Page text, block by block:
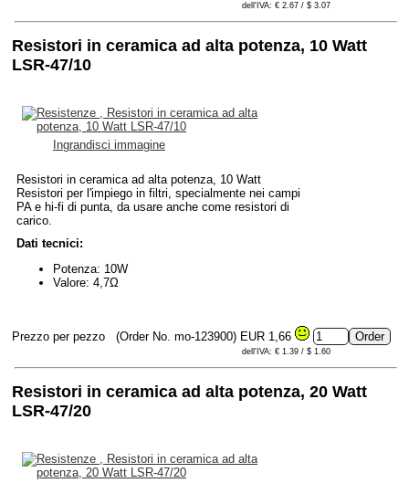
dell'IVA: € 2.67 / $ 3.07
Resistori in ceramica ad alta potenza, 10 Watt
LSR-47/10
Ingrandisci immagine
Resistori in ceramica ad alta potenza, 10 Watt
Resistori per l'impiego in filtri, specialmente nei campi
PA e hi-fi di punta, da usare anche come resistori di
carico.
Dati tecnici:
Potenza: 10W
Valore: 4,7Ω
Prezzo per pezzo (Order No. mo-123900) EUR 1,66
dell'IVA: € 1.39 / $ 1.60
Resistori in ceramica ad alta potenza, 20 Watt
LSR-47/20